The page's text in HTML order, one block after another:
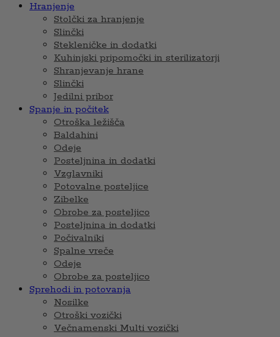
Hranjenje
Stolčki za hranjenje
Slinčki
Stekleničke in dodatki
Kuhinjski pripomočki in sterilizatorji
Shranjevanje hrane
Slinčki
Jedilni pribor
Spanje in počitek
Otroška ležišča
Baldahini
Odeje
Posteljnina in dodatki
Vzglavniki
Potovalne posteljice
Zibelke
Obrobe za posteljico
Posteljnina in dodatki
Počivalniki
Spalne vreče
Odeje
Obrobe za posteljico
Sprehodi in potovanja
Nosilke
Otroški vozički
Večnamenski Multi vozički